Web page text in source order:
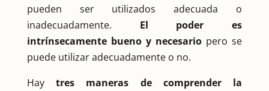
pueden ser utilizados adecuada o
inadecuadamente. El poder es
intrínsecamente bueno y necesario pero se
puede utilizar adecuadamente o no.
Haytres maneras de comprender la